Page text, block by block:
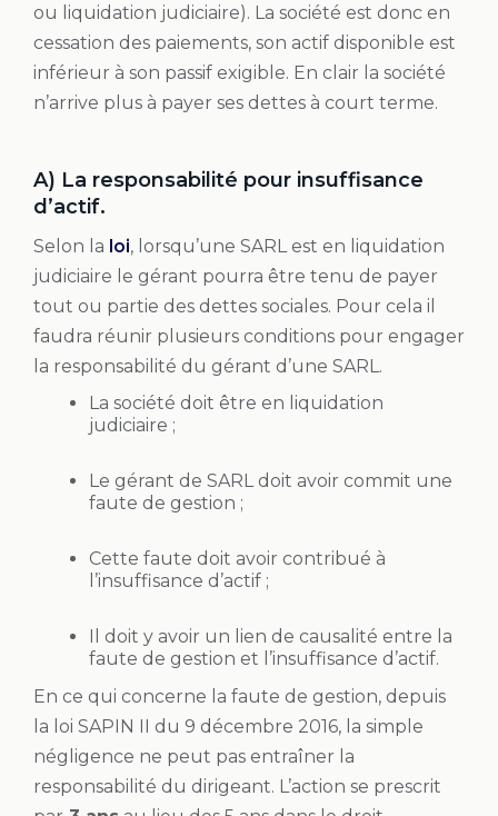
ou liquidation judiciaire). La société est donc en
cessation des paiements, son actif disponible est
inférieur à son passif exigible. En clair la société
n’arrive plus à payer ses dettes à court terme.
A) La responsabilité pour insuffisance
d’actif.
Selon la loi, lorsqu’une SARL est en liquidation
judiciaire le gérant pourra être tenu de payer
tout ou partie des dettes sociales. Pour cela il
faudra réunir plusieurs conditions pour engager
la responsabilité du gérant d’une SARL.
La société doit être en liquidation
judiciaire ;
Le gérant de SARL doit avoir commit une
faute de gestion ;
Cette faute doit avoir contribué à
l’insuffisance d’actif ;
Il doit y avoir un lien de causalité entre la
faute de gestion et l’insuffisance d’actif.
En ce qui concerne la faute de gestion, depuis
la loi SAPIN II du 9 décembre 2016, la simple
négligence ne peut pas entraîner la
responsabilité du dirigeant. L’action se prescrit